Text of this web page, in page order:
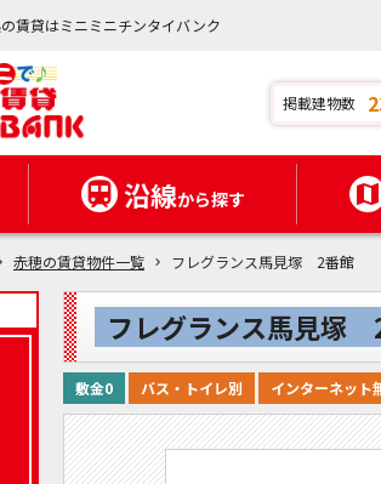
賃貸はミニミニチンタイバンク
掲載建物数
沿線から探す
赤穂の賃貸物件一覧 フレグランス馬見塚 2番館
フレグランス馬見塚
敷金0 バス・トイレ別 インターネット